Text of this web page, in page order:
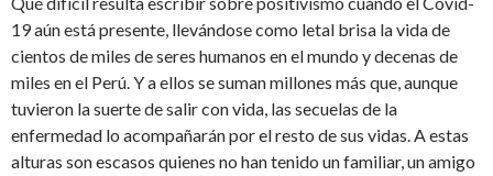
19 aún está presente, llevándose como letal brisa la vida de
cientos de miles de seres humanos en el mundo y decenas de
miles en el Perú. Y a ellos se suman millones más que, aunque
tuvieron la suerte de salir con vida, las secuelas de la
enfermedad lo acompañarán por el resto de sus vidas. A estas
alturas son escasos quienes no han tenido un familiar, un amigo